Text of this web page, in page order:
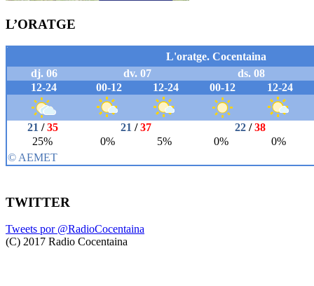
L’ORATGE
TWITTER
Tweets por @RadioCocentaina
(C) 2017 Radio Cocentaina